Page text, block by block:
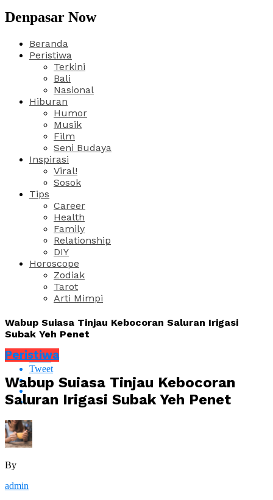
Denpasar Now
Beranda
Peristiwa
Terkini
Bali
Nasional
Hiburan
Humor
Musik
Film
Seni Budaya
Inspirasi
Viral!
Sosok
Tips
Career
Health
Family
Relationship
DIY
Horoscope
Zodiak
Tarot
Arti Mimpi
Wabup Suiasa Tinjau Kebocoran Saluran Irigasi
Subak Yeh Penet
Share
Tweet
Peristiwa
Wabup Suiasa Tinjau Kebocoran
Saluran Irigasi Subak Yeh Penet
By
admin